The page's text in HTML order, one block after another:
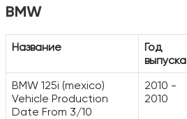
BMW
Название
Год
выпуска
BMW 125i (mexico)
Vehicle Production
Date From 3/10
2010 -
2010